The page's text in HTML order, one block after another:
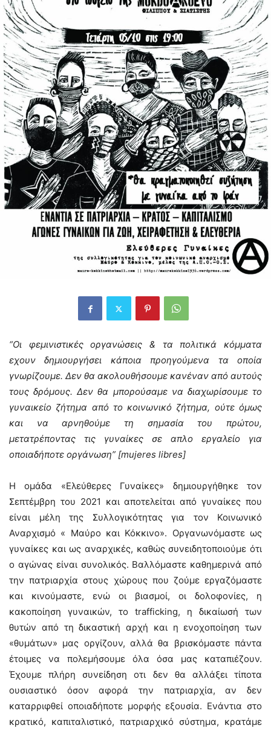
“Οι φεμινιστικές οργανώσεις & τα πολιτικά κόμματα
εχουν δημιουργήσει κάποια προηγούμενα τα οποία
γνωρίζουμε. Δεν θα ακολουθήσουμε κανέναν από αυτούς
τους δρόμους. Δεν θα μπορούσαμε να διαχωρίσουμε το
γυναικείο ζήτημα από το κοινωνικό ζήτημα, ούτε όμως
και να αρνηθούμε τη σημασία του πρώτου,
μετατρέποντας τις γυναίκες σε απλο εργαλείο για
οποιαδήποτε οργάνωση” [mujeres libres]
Η ομάδα «Ελεύθερες Γυναίκες» δημιουργήθηκε τον
Σεπτέμβρη του 2021 και αποτελείται από γυναίκες που
είναι μέλη της Συλλογικότητας για τον Κοινωνικό
Αναρχισμό « Μαύρο και Κόκκινο». Οργανωνόμαστε ως
γυναίκες και ως αναρχικές, καθώς συνειδητοποιούμε ότι
ο αγώνας είναι συνολικός. Βαλλόμαστε καθημερινά από
την πατριαρχία στους χώρους που ζούμε εργαζόμαστε
και κινούμαστε, ενώ οι βιασμοί, οι δολοφονίες, η
κακοποίηση γυναικών, το trafficking, η δικαίωσή των
θυτών από τη δικαστική αρχή και η ενοχοποίηση των
«θυμάτων» μας οργίζουν, αλλά θα βρισκόμαστε πάντα
έτοιμες να πολεμήσουμε όλα όσα μας καταπιέζουν.
Έχουμε πλήρη συνείδηση οτι δεν θα αλλάξει τίποτα
ουσιαστικό όσον αφορά την πατριαρχία, αν δεν
καταρριφθεί οποιαδήποτε μορφής εξουσία. Ενάντια στο
κρατικό, καπιταλιστικό, πατριαρχικό σύστημα, κρατάμε